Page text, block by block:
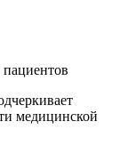
медицинской